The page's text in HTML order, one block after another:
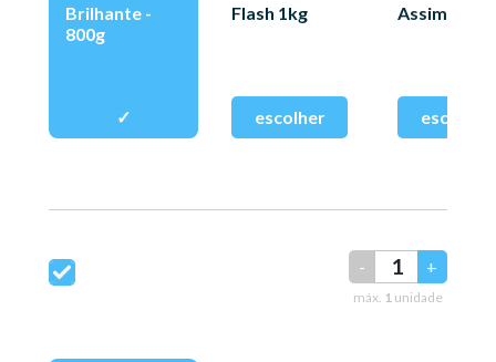
Brilhante -
800g
Flash 1kg
Assim 400g
- +
máx. 1 unidade